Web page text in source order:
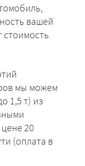
вашей
мы можем
1,5 т) из
20
(оплата в